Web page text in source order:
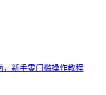
，新手零门槛操作教程